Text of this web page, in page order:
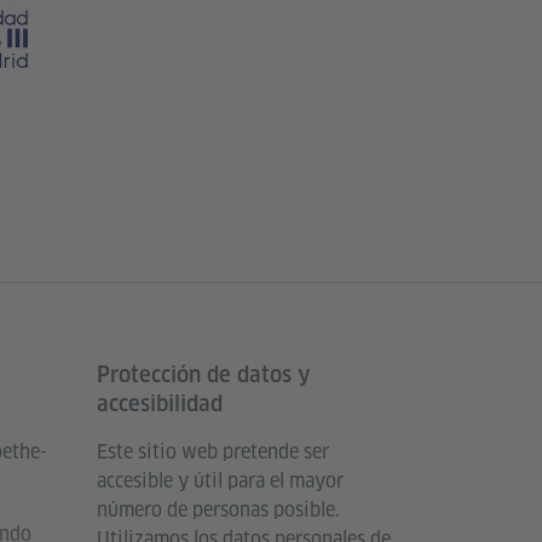
Protección de datos y
accesibilidad
Este sitio web pretende ser
accesible y útil para el mayor
número de personas posible.